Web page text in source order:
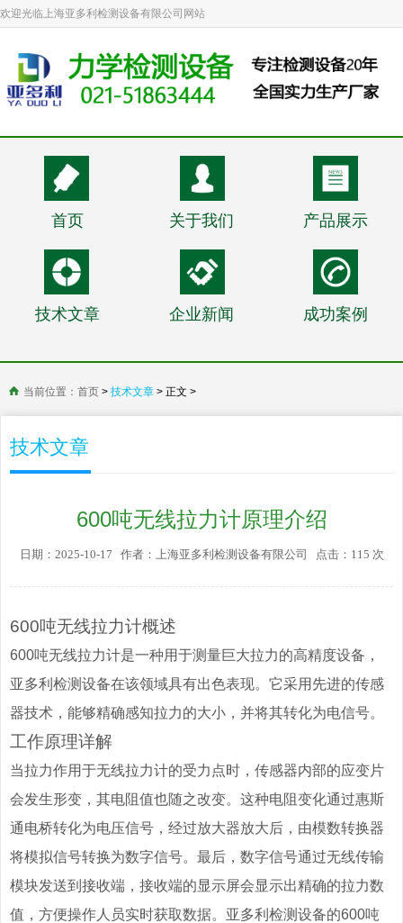
欢迎光临上海亚多利检测设备有限公司网站
首页 关于我们 产品展示
技术文章 企业新闻 成功案例
当前位置： 首页 > 技术文章 > 正文 >
技术文章
600吨无线拉力计原理介绍
日期：2025-10-17 作者：上海亚多利检测设备有限公司 点击：115 次
600吨无线拉力计概述
600吨无线拉力计是一种用于测量巨大拉力的高精度设备，
亚多利检测设备在该领域具有出色表现。它采用先进的传感
器技术，能够精确感知拉力的大小，并将其转化为电信号。
工作原理详解
当拉力作用于无线拉力计的受力点时，传感器内部的应变片
会发生形变，其电阻值也随之改变。这种电阻变化通过惠斯
通电桥转化为电压信号，经过放大器放大后，由模数转换器
将模拟信号转换为数字信号。最后，数字信号通过无线传输
模块发送到接收端，接收端的显示屏会显示出精确的拉力数
值，方便操作人员实时获取数据。亚多利检测设备的600吨